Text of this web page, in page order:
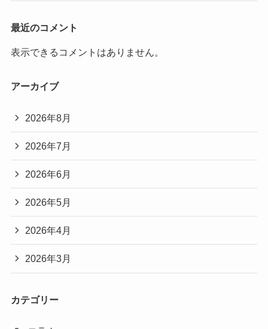
最近のコメント
表示できるコメントはありません。
アーカイブ
2026年8月
2026年7月
2026年6月
2026年5月
2026年4月
2026年3月
カテゴリー